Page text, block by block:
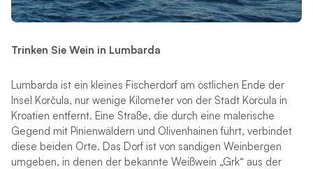
Trinken Sie Wein in Lumbarda
Lumbarda ist ein kleines Fischerdorf am östlichen Ende der
Insel Korčula, nur wenige Kilometer von der Stadt Korcula in
Kroatien entfernt. Eine Straße, die durch eine malerische
Gegend mit Pinienwäldern und Olivenhainen führt, verbindet
diese beiden Orte. Das Dorf ist von sandigen Weinbergen
umgeben, in denen der bekannte Weißwein „Grk“ aus der